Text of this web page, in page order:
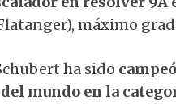
Flatanger), máximo
ha sido
mundo en la